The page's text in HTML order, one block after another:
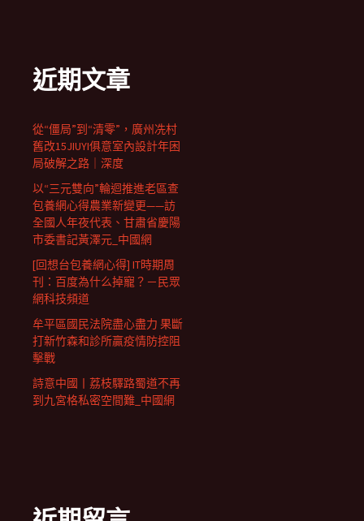
近期文章
從“僵局”到“清零”，廣州冼村
舊改15JIUYI俱意室內設計年困
局破解之路｜深度
以“三元雙向”輪迴推進老區查
包養網心得農業新變更——訪
全國人年夜代表、甘肅省慶陽
市委書記黃澤元_中國網
[回想台包養網心得] IT時期周
刊：百度為什么掉寵？－民眾
網科技頻道
牟平區國民法院盡心盡力 果斷
打新竹森和診所贏疫情防控阻
擊戰
詩意中國丨荔枝驛路蜀道不再
到九宮格私密空間難_中國網